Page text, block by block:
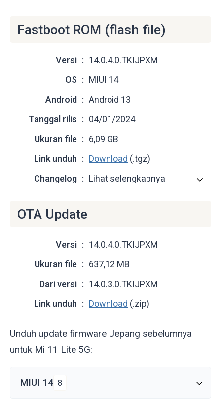
Fastboot ROM (flash file)
Versi
14.0.4.0.TKIJPXM
OS
MIUI 14
Android
Android 13
Tanggal rilis
04/01/2024
Ukuran file
6,09 GB
Link unduh
Download (.tgz)
Changelog
Lihat selengkapnya
OTA Update
Versi
14.0.4.0.TKIJPXM
Ukuran file
637,12 MB
Dari versi
14.0.3.0.TKIJPXM
Link unduh
Download (.zip)
Unduh update firmware Jepang sebelumnya
untuk Mi 11 Lite 5G:
MIUI 14 8